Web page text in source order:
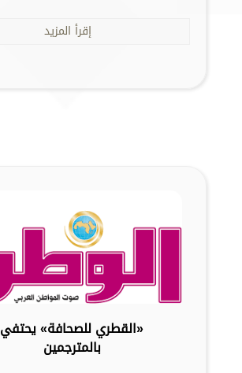
إقرأ المزيد
«القطري للصحافة» يحتفي
بالمترجمين